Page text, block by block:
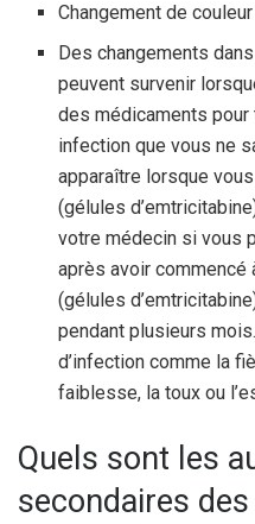
Changement de
Des changements
peuvent survenir
des médicaments pour
infection que vous ne
apparaître lorsque
(gélules
votre médecin si vous
après avoir commencé
(gélules
pendant plusieurs
d’infection comme la
faiblesse, la toux ou
Quels sont les
secondaires